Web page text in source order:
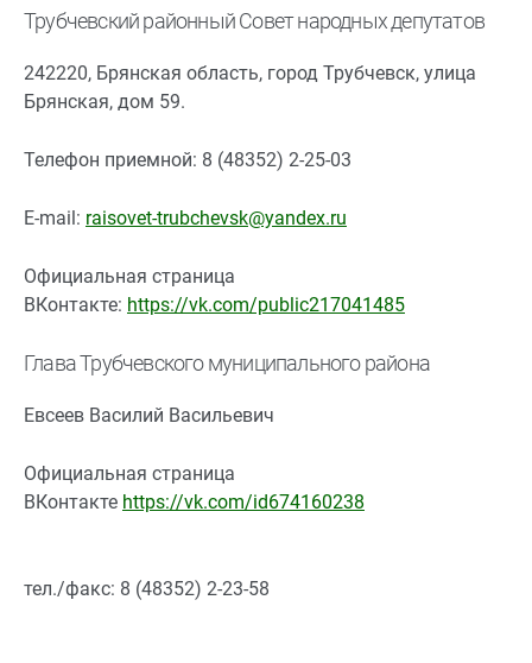
Трубчевский районный Совет народных депутатов
242220, Брянская область, город Трубчевск, улица
Брянская, дом 59.
Телефон приемной: 8 (48352) 2-25-03
E-mail: raisovet-trubchevsk@yandex.ru
Официальная страница
ВКонтакте: https://vk.com/public217041485
Глава Трубчевского муниципального района
Евсеев Василий Васильевич
Официальная страница
ВКонтакте https://vk.com/id674160238
тел./факс: 8 (48352) 2-23-58